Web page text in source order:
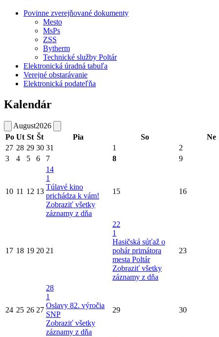
Povinne zverejňované dokumenty
Mesto
MsPs
ZSS
Bytherm
Technické služby Poltár
Elektronická úradná tabuľa
Verejné obstarávanie
Elektronická podateľňa
Kalendár
August2026
Po Ut St Št Pia So
Ne
27 28 29 30 31 1
2
3
4 5 6 7 8 9
10 11 12 13
14
1
Túlavé kino
prichádza k vám!
Zobraziť všetky
záznamy z dňa
15 16
17 18 19 20 21
22
1
Hasičská súťaž o
pohár primátora
mesta Poltár
Zobraziť všetky
záznamy z dňa
23
24 25 26 27
28
1
Oslavy 82. výročia
SNP
Zobraziť všetky
záznamy z dňa
29 30